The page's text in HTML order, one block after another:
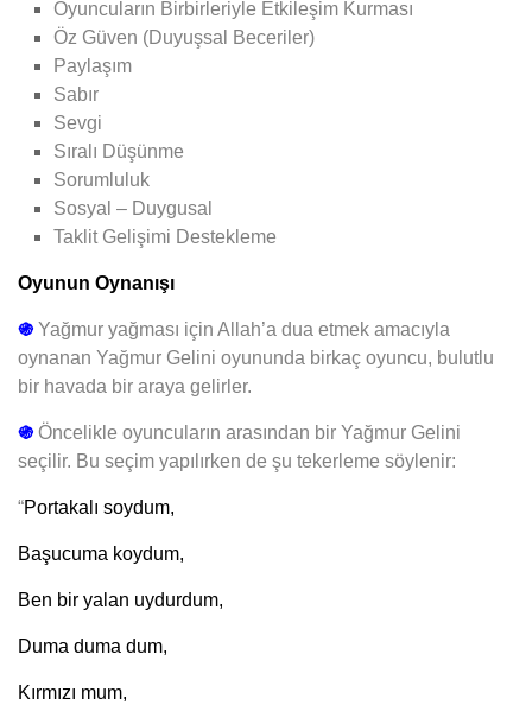
Oyuncuların Birbirleriyle Etkileşim Kurması
Öz Güven (Duyuşsal Beceriler)
Paylaşım
Sabır
Sevgi
Sıralı Düşünme
Sorumluluk
Sosyal – Duygusal
Taklit Gelişimi Destekleme
Oyunun Oynanışı
֍ Yağmur yağması için Allah’a dua etmek amacıyla
oynanan Yağmur Gelini oyununda birkaç oyuncu, bulutlu
bir havada bir araya gelirler.
֍ Öncelikle oyuncuların arasından bir Yağmur Gelini
seçilir. Bu seçim yapılırken de şu tekerleme söylenir:
“Portakalı soydum,
Başucuma koydum,
Ben bir yalan uydurdum,
Duma duma dum,
Kırmızı mum,